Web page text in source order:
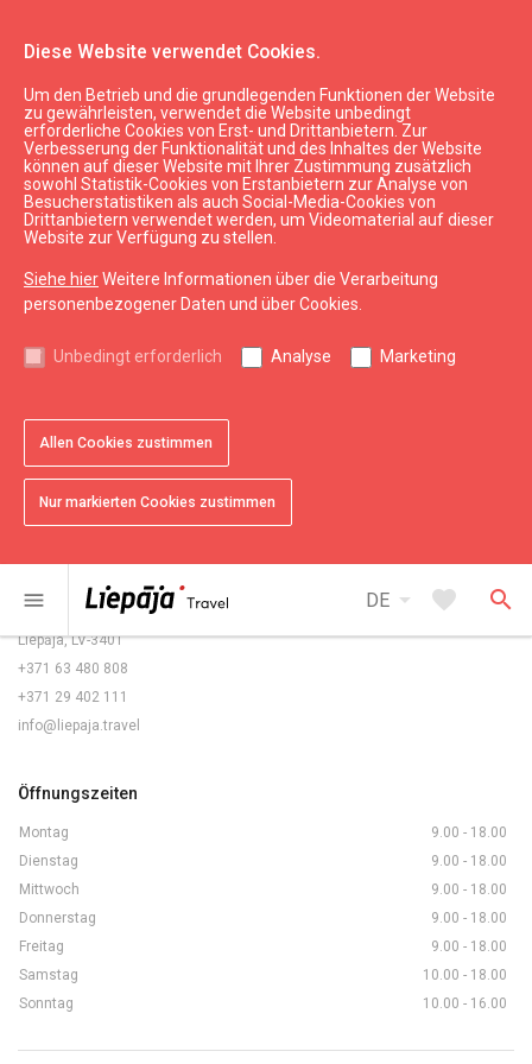
Diese Website verwendet Cookies.
Um den Betrieb und die grundlegenden Funktionen der Website
zu gewährleisten, verwendet die Website unbedingt
erforderliche Cookies von Erst- und Drittanbietern. Zur
Verbesserung der Funktionalität und des Inhaltes der Website
können auf dieser Website mit Ihrer Zustimmung zusätzlich
sowohl Statistik-Cookies von Erstanbietern zur Analyse von
Besucherstatistiken als auch Social-Media-Cookies von
Drittanbietern verwendet werden, um Videomaterial auf dieser
Website zur Verfügung zu stellen.
Siehe hierWeitere Informationen über die Verarbeitung
personenbezogener Daten und über Cookies.
Unbedingt erforderlich Analyse Marketing
Allen Cookies zustimmen
Nur markierten Cookies zustimmen
menu DE arrow_drop_down favorite search
LaTS
Nach oben
Kurzeme Tourismus
Karten und Broschüren
Tourismusstatistik
Sitemap
Rožu laukums 5/6,
Liepāja, LV-3401
+371 63 480 808
+371 29 402 111
info@liepaja.travel
Öffnungszeiten
Montag
9.00 - 18.00
Dienstag
9.00 - 18.00
Mittwoch
9.00 - 18.00
Donnerstag
9.00 - 18.00
Freitag
9.00 - 18.00
Samstag
10.00 - 18.00
Sonntag
10.00 - 16.00